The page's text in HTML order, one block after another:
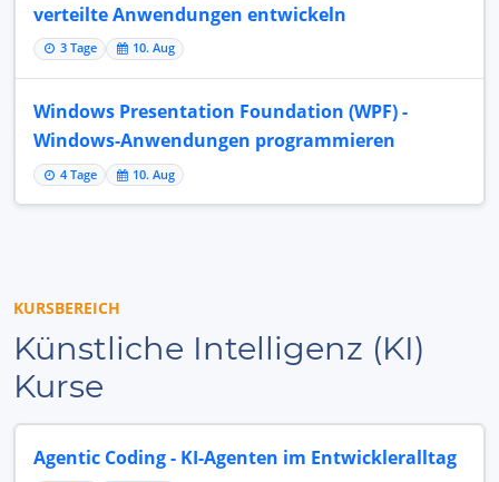
verteilte Anwendungen entwickeln
3 Tage 10. Aug
Windows Presentation Foundation (WPF) -
Windows-Anwendungen programmieren
4 Tage 10. Aug
KURSBEREICH
Künstliche Intelligenz (KI)
Kurse
Agentic Coding - KI-Agenten im Entwickleralltag